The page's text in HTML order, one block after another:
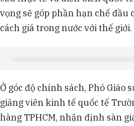
vọng sẽ góp phần hạn chế đầu
cách giá trong nước với thế giới.
Ở góc độ chính sách, Phó Giáo
giảng viên kinh tế quốc tế
hàng TPHCM, nhận định sàn